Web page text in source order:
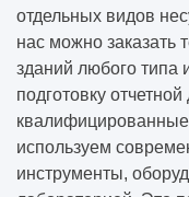
отдельных видов
нас можно заказать
зданий любого типа
подготовку
используем
инструменты,